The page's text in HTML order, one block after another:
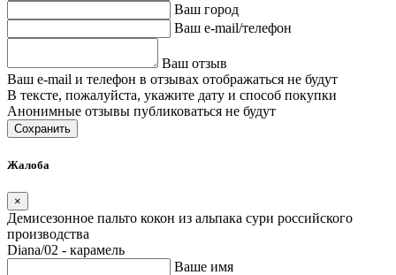
Ваш город
Ваш e-mail/телефон
Ваш отзыв
Ваш e-mail и телефон в отзывах отображаться не будут
В тексте, пожалуйста, укажите дату и способ покупки
Анонимные отзывы публиковаться не будут
Сохранить
Жалоба
×
Демисезонное пальто кокон из альпака сури российского
производства
Diana/02 - карамель
Ваше имя